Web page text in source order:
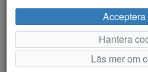
Hantera
Läs mer om